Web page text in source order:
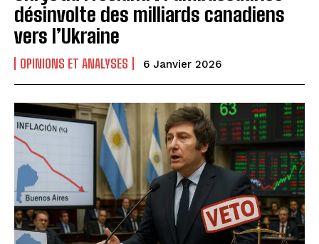
désinvolte des milliards canadiens
vers l’Ukraine
OPINIONS ET ANALYSES 6 Janvier 2026